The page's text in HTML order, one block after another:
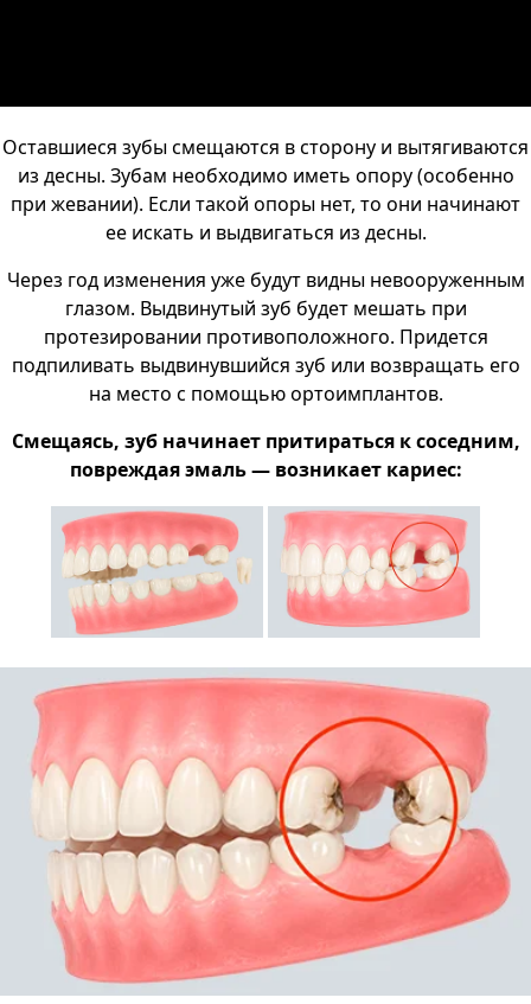
Оставшиеся зубы смещаются в сторону и вытягиваются
из десны. Зубам необходимо иметь опору (особенно
при жевании). Если такой опоры нет, то они начинают
ее искать и выдвигаться из десны.
Через год изменения уже будут видны невооруженным
глазом. Выдвинутый зуб будет мешать при
протезировании противоположного. Придется
подпиливать выдвинувшийся зуб или возвращать его
на место с помощью ортоимплантов.
Смещаясь, зуб начинает притираться к соседним,
повреждая эмаль — возникает кариес: